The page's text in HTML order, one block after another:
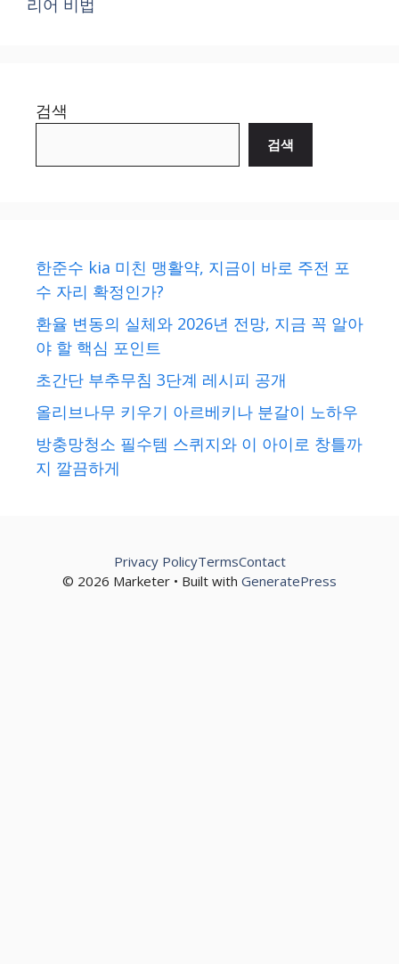
검색
검색
한준수 kia 미친 맹활약, 지금이 바로 주전 포
수 자리 확정인가?
환율 변동의 실체와 2026년 전망, 지금 꼭 알아
야 할 핵심 포인트
초간단 부추무침 3단계 레시피 공개
올리브나무 키우기 아르베키나 분갈이 노하우
방충망청소 필수템 스퀴지와 이 아이로 창틀까
지 깔끔하게
© 2026 Marketer • Built with GeneratePress
Privacy PolicyTermsContact